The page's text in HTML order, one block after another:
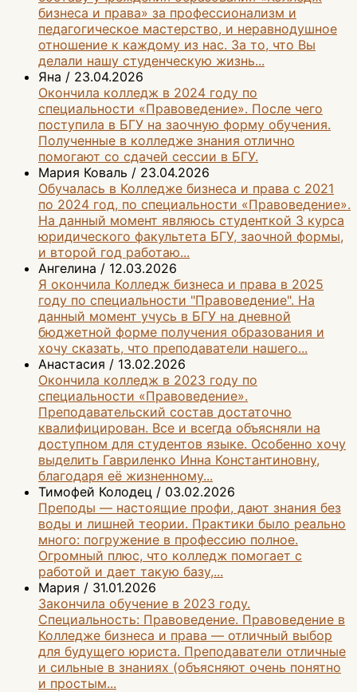
бизнеса и права» за профессионализм и
педагогическое мастерство, и неравнодушное
отношение к каждому из нас. За то, что Вы
делали нашу студенческую жизнь...
Яна / 23.04.2026
Окончила колледж в 2024 году по
специальности «Правоведение». После чего
поступила в БГУ на заочную форму обучения.
Полученные в колледже знания отлично
помогают со сдачей сессии в БГУ.
Мария Коваль / 23.04.2026
Обучалась в Колледже бизнеса и права с 2021
по 2024 год, по специальности «Правоведение».
На данный момент являюсь студенткой 3 курса
юридического факультета БГУ, заочной формы,
и второй год работаю...
Ангелина / 12.03.2026
Я окончила Колледж бизнеса и права в 2025
году по специальности "Правоведение". На
данный момент учусь в БГУ на дневной
бюджетной форме получения образования и
хочу сказать, что преподаватели нашего...
Анастасия / 13.02.2026
Окончила колледж в 2023 году по
специальности «Правоведение».
Преподавательский состав достаточно
квалифицирован. Все и всегда объясняли на
доступном для студентов языке. Особенно хочу
выделить Гавриленко Инна Константиновну,
благодаря её жизненному...
Тимофей Колодец / 03.02.2026
Преподы — настоящие профи, дают знания без
воды и лишней теории. Практики было реально
много: погружение в профессию полное.
Огромный плюс, что колледж помогает с
работой и дает такую базу,...
Мария / 31.01.2026
Закончила обучение в 2023 году.
Специальность: Правоведение. Правоведение в
Колледже бизнеса и права — отличный выбор
для будущего юриста. Преподаватели отличные
и сильные в знаниях (объясняют очень понятно
и простым...